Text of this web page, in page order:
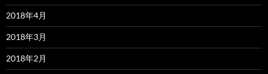
2018年4月
2018年3月
2018年2月